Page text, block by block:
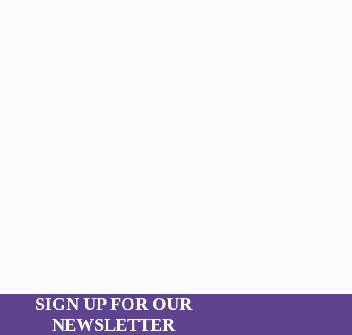
SIGN UP FOR OUR
NEWSLETTER